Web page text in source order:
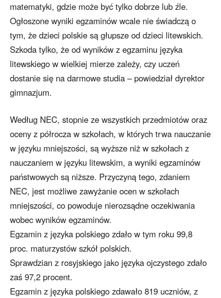
matematyki, gdzie może być tylko dobrze lub źle.
Ogłoszone wyniki egzaminów wcale nie świadczą o
tym, że dzieci polskie są głupsze od dzieci litewskich.
Szkoda tylko, że od wyników z egzaminu języka
litewskiego w wielkiej mierze zależy, czy uczeń
dostanie się na darmowe studia – powiedział dyrektor
gimnazjum.
Według NEC, stopnie ze wszystkich przedmiotów oraz
oceny z półrocza w szkołach, w których trwa nauczanie
w języku mniejszości, są wyższe niż w szkołach z
nauczaniem w języku litewskim, a wyniki egzaminów
państwowych są niższe. Przyczyną tego, zdaniem
NEC, jest możliwe zawyżanie ocen w szkołach
mniejszości, co powoduje nierozsądne oczekiwania
wobec wyników egzaminów.
Egzamin z języka polskiego zdało w tym roku 99,8
proc. maturzystów szkół polskich.
Sprawdzian z rosyjskiego jako języka ojczystego zdało
zaś 97,2 procent.
Egzamin z języka polskiego zdawało 819 uczniów, z